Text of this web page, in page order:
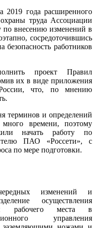
2019 года расширенного
труда Ассоциации
по внесению изменений в
сосредоточившись
работников
проект Правил
их в виде приложения
что, по мнению
терминов и определений
много времени, поэтому
начать работу по
ПАО «Россети», с
по мере подготовки.
изменений и
осуществления
рабочего места в
управления